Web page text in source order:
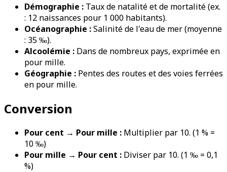
Démographie : Taux de natalité et de mortalité (ex.
: 12 naissances pour 1 000 habitants).
Océanographie :Salinité de l'eau de mer (moyenne
: 35 ‰).
Alcoolémie : Dans de nombreux pays, exprimée en
pour mille.
Géographie : Pentes des routes et des voies ferrées
en pour mille.
Conversion
Pour cent → Pour mille : Multiplier par 10. (1 % =
10 ‰)
Pour mille → Pour cent : Diviser par 10. (1 ‰ = 0,1
%)